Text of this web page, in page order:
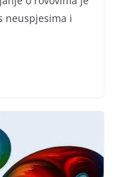
neuspjesima i